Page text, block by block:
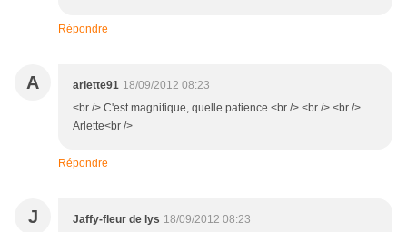
Répondre
A arlette91 18/09/2012 08:23
<br /> C'est magnifique, quelle patience.<br /> <br /> <br />
Arlette<br />
Répondre
J Jaffy-fleur de lys 18/09/2012 08:23